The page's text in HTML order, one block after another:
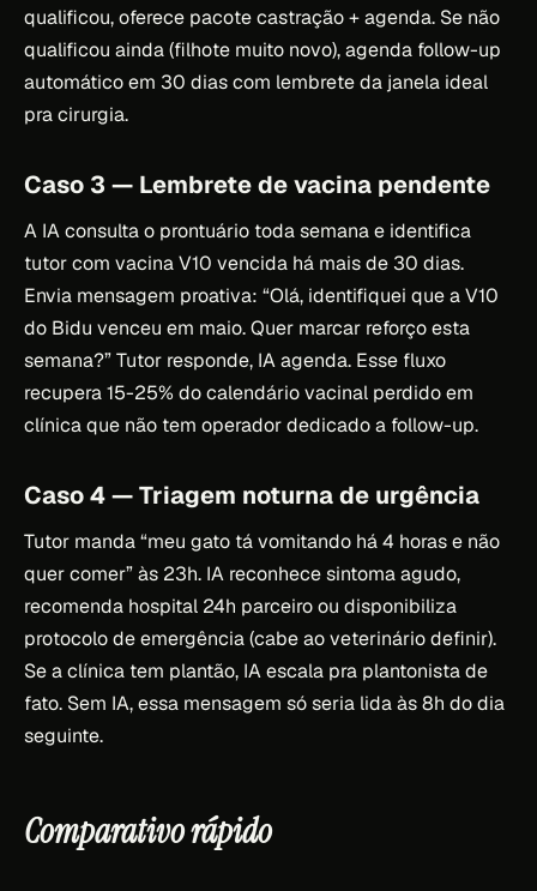
qualificou, oferece pacote castração + agenda. Se não
qualificou ainda (filhote muito novo), agenda follow-up
automático em 30 dias com lembrete da janela ideal
pra cirurgia.
Caso 3 — Lembrete de vacina pendente
A IA consulta o prontuário toda semana e identifica
tutor com vacina V10 vencida há mais de 30 dias.
Envia mensagem proativa: “Olá, identifiquei que a V10
do Bidu venceu em maio. Quer marcar reforço esta
semana?” Tutor responde, IA agenda. Esse fluxo
recupera 15-25% do calendário vacinal perdido em
clínica que não tem operador dedicado a follow-up.
Caso 4 — Triagem noturna de urgência
Tutor manda “meu gato tá vomitando há 4 horas e não
quer comer” às 23h. IA reconhece sintoma agudo,
recomenda hospital 24h parceiro ou disponibiliza
protocolo de emergência (cabe ao veterinário definir).
Se a clínica tem plantão, IA escala pra plantonista de
fato. Sem IA, essa mensagem só seria lida às 8h do dia
seguinte.
Comparativo rápido